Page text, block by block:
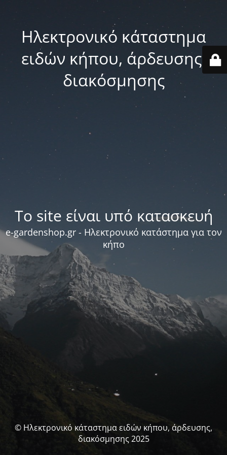
Ηλεκτρονικό κάταστημα
ειδών κήπου, άρδευσης,
διακόσμησης
Το site είναι υπό κατασκευή
e-gardenshop.gr - Ηλεκτρονικό κατάστημα για τον
κήπο
© Ηλεκτρονικό κάταστημα ειδών κήπου, άρδευσης,
διακόσμησης 2025